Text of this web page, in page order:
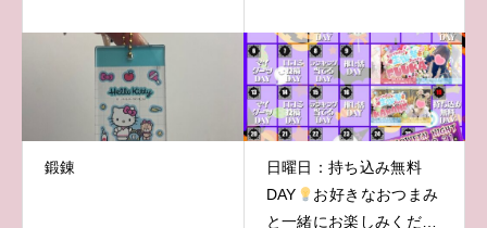
鍛錬
日曜日：持ち込み無料
DAY
お好きなおつまみ
と一緒にお楽しみくださ